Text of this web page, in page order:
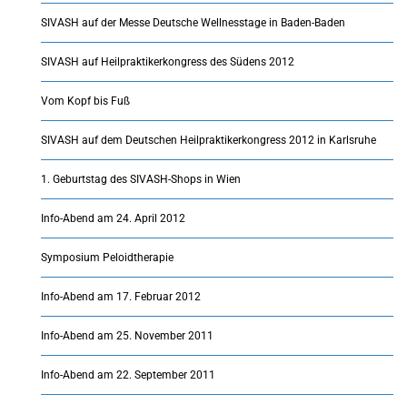
SIVASH auf der Messe Deutsche Wellnesstage in Baden-Baden
SIVASH auf Heilpraktikerkongress des Südens 2012
Vom Kopf bis Fuß
SIVASH auf dem Deutschen Heilpraktikerkongress 2012 in Karlsruhe
1. Geburtstag des SIVASH-Shops in Wien
Info-Abend am 24. April 2012
Symposium Peloidtherapie
Info-Abend am 17. Februar 2012
Info-Abend am 25. November 2011
Info-Abend am 22. September 2011